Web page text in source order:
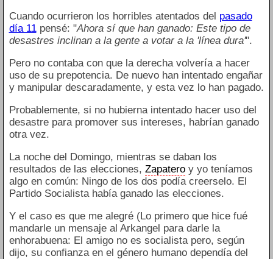
Cuando ocurrieron los horribles atentados del pasado
día 11pensé: "Ahora sí que han ganado: Este tipo de
desastres inclinan a la gente a votar a la 'línea dura'".
Pero no contaba con que la derecha volvería a hacer
uso de su prepotencia. De nuevo han intentado engañar
y manipular descaradamente, y esta vez lo han pagado.
Probablemente, si no hubierna intentado hacer uso del
desastre para promover sus intereses, habrían ganado
otra vez.
La noche del Domingo, mientras se daban los
resultados de las elecciones, Zapateroy yo teníamos
algo en común: Ningo de los dos podía creerselo. El
Partido Socialista había ganado las elecciones.
Y el caso es que me alegré (Lo primero que hice fué
mandarle un mensaje al Arkangel para darle la
enhorabuena: El amigo no es socialista pero, según
dijo, su confianza en el género humano dependía del